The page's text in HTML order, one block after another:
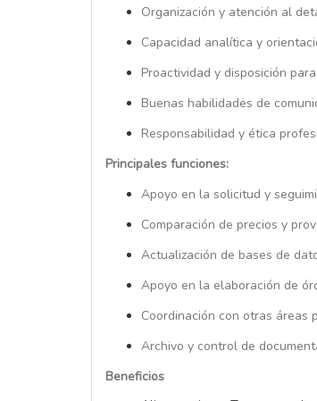
Organización y atención al
Capacidad analítica y
Proactividad y disposición
Buenas habilidades de
Responsabilidad y ética
Principales funciones:
Apoyo en la solicitud y
Comparación de precios y
Actualización de bases de
Apoyo en la elaboración de
Coordinación con otras áreas
Archivo y control de
Beneficios